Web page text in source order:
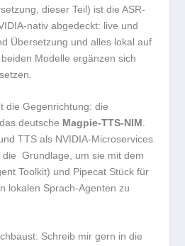
dieser Teil) ist die ASR-
nativ abgedeckt: live und
Übersetzung und alles lokal auf
Modelle ergänzen sich
die Gegenrichtung: die
deutsche Magpie-TTS-NIM
TTS als NVIDIA-Microservices
die Grundlage, um sie mit dem
Toolkit) und Pipecat Stück für
lokalen Sprach-Agenten zu
Schreib mir gern in die